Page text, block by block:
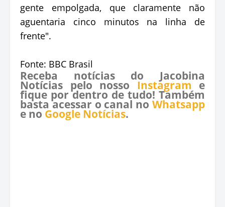
gente empolgada, que claramente não
aguentaria cinco minutos na linha de
frente"⁠.
Fonte: BBC Brasil
Receba notícias do Jacobina
Notícias pelo nosso Instagram e
fique por dentro de tudo! Também
basta acessar o canal no Whatsapp
e no Google Notícias.